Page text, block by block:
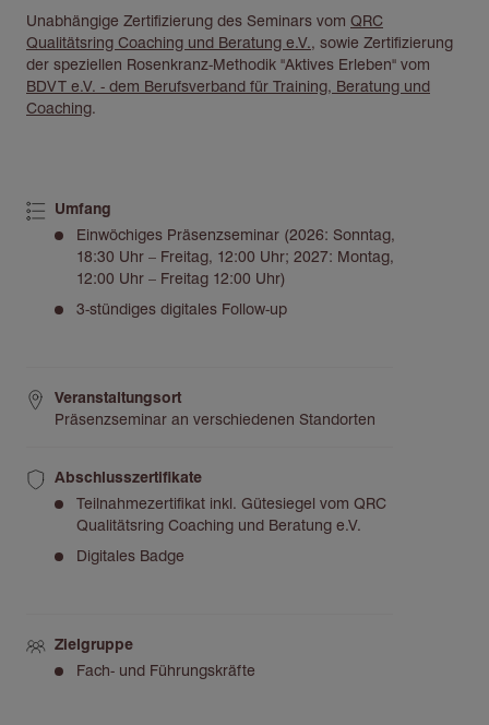
Unabhängige Zertifizierung des Seminars vom QRC
Qualitätsring Coaching und Beratung e.V., sowie Zertifizierung
der speziellen Rosenkranz-Methodik "Aktives Erleben" vom
BDVT e.V. - dem Berufsverband für Training, Beratung und
Coaching.
Umfang
Einwöchiges Präsenzseminar (2026: Sonntag,
18:30 Uhr – Freitag, 12:00 Uhr; 2027: Montag,
12:00 Uhr – Freitag 12:00 Uhr)
3-stündiges digitales Follow-up
Veranstaltungsort
Präsenzseminar an verschiedenen Standorten
Abschlusszertifikate
Teilnahmezertifikat inkl. Gütesiegel vom QRC
Qualitätsring Coaching und Beratung e.V.
Digitales Badge
Zielgruppe
Fach- und Führungskräfte